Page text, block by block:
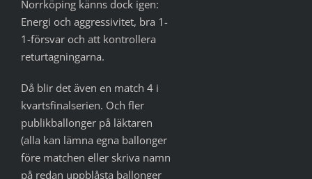
Norrköping känns dock igen:
Energi och aggressivitet, bra 1-
1-försvar och att kontrollera
returtagningarna.
Då blir det även en match 4 i
kvartsfinalserien. Och fler
publikballonger på läktaren
(alla kan lämna egna ballonger
före matchen eller skriva namn
på redan uppblåsta ballonger